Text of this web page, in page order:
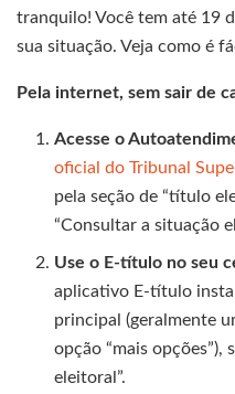
tranquilo! Você tem até 19
sua situação. Veja como é
Pela internet, sem sair de
Acesse o
oficial do Tribunal
pela seção de “título
“Consultar a situação
Use o E-título no seu
aplicativo E-título
principal (geralmente
opção “mais opções”),
eleitoral”.